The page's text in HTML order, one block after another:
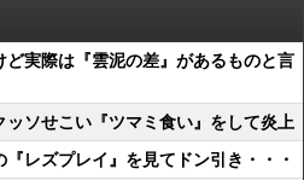
実際は『雲泥の差』があるものと言
ッソせこい『ツマミ食い』をして炎上
『レズプレイ』を見てドン引き・・・